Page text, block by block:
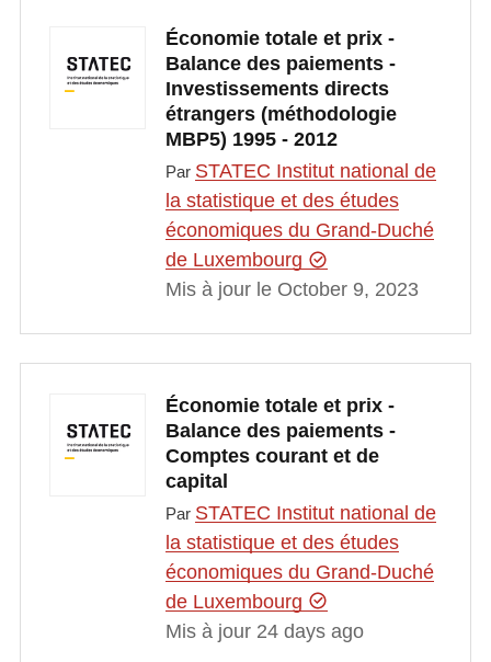
Économie totale et prix -
Balance des paiements -
Investissements directs
étrangers (méthodologie
MBP5) 1995 - 2012
Par STATEC Institut national de
la statistique et des études
économiques du Grand-Duché
de Luxembourg
Mis à jour le October 9, 2023
Économie totale et prix -
Balance des paiements -
Comptes courant et de
capital
Par STATEC Institut national de
la statistique et des études
économiques du Grand-Duché
de Luxembourg
Mis à jour 24 days ago